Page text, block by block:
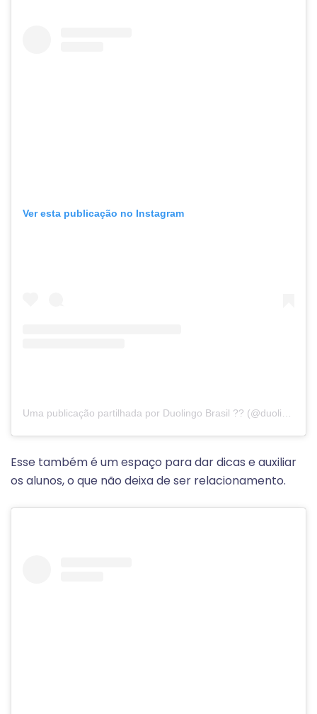
Ver esta publicação no Instagram
Esse também é um espaço para dar dicas e auxiliar
os alunos, o que não deixa de ser relacionamento.